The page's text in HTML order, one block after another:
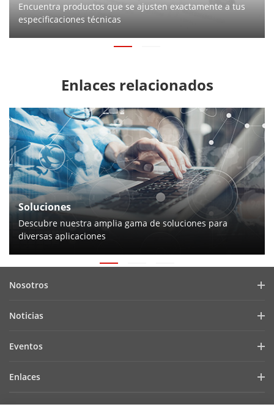
Encuentra productos que se ajusten exactamente a tus
especificaciones técnicas
Enlaces relacionados
Soluciones
Descubre nuestra amplia gama de soluciones para
diversas aplicaciones
Nosotros
Ciberseguridad
Noticias
Casos de éxito
Eventos
Enlaces